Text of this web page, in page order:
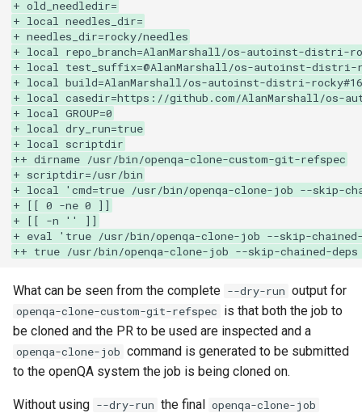
QA:Testcase Vagrant Images
+ old_needledir=
+ local needles_dir=
+ needles_dir=rocky/needles
+ local repo_branch=AlanMarshall/os-autoinst-distri-
+ local test_suffix=@AlanMarshall/os-autoinst-distri-
+ local build=AlanMarshall/os-autoinst-distri-
+ local casedir=https://github.com/AlanMarshall/os-
+ local GROUP=0
+ local dry_run=true
+ local scriptdir
++ dirname /usr/bin/openqa-clone-custom-git-refspec
+ scriptdir=/usr/bin
+ local 'cmd=true /usr/bin/openqa-clone-job --skip-
+ [[ 0 -ne 0 ]]
+ [[ -n '' ]]
+ eval 'true /usr/bin/openqa-clone-job --skip-chained-
++ true /usr/bin/openqa-clone-job --skip-chained-deps
What can be seen from the complete --dry-run output for
openqa-clone-custom-git-refspec is that both the job to
be cloned and the PR to be used are inspected and a
openqa-clone-job command is generated to be submitted
to the openQA system the job is being cloned on.
Without using --dry-run the final openqa-clone-job